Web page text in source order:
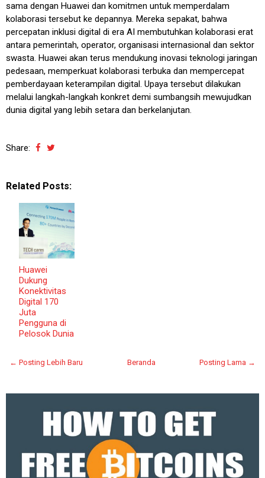
sama dengan Huawei dan komitmen untuk memperdalam
kolaborasi tersebut ke depannya. Mereka sepakat, bahwa
percepatan inklusi digital di era AI membutuhkan kolaborasi erat
antara pemerintah, operator, organisasi internasional dan sektor
swasta. Huawei akan terus mendukung inovasi teknologi jaringan
pedesaan, memperkuat kolaborasi terbuka dan mempercepat
pemberdayaan keterampilan digital. Upaya tersebut dilakukan
melalui langkah-langkah konkret demi sumbangsih mewujudkan
dunia digital yang lebih setara dan berkelanjutan.
Share:
Related Posts:
Huawei
Dukung
Konektivitas
Digital 170
Juta
Pengguna di
Pelosok Dunia
← Posting Lebih Baru Posting Lama →
Beranda